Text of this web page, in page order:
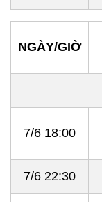
NGÀY/GIỜ
7/6 18:00
7/6 22:30